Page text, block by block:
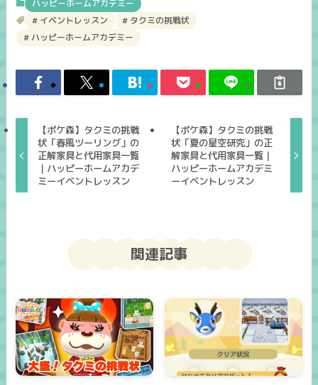
ハッピーホームアカデミー
イベントレッスン
タクミの挑戦状
ハッピーホームアカデミー
【ポケ森】タクミの挑戦
状「春風ツーリング」の
正解家具と代用家具一覧
｜ハッピーホームアカデ
ミーイベントレッスン
【ポケ森】タクミの挑戦
状「夏の星空研究」の正
解家具と代用家具一覧｜
ハッピーホームアカデミ
ーイベントレッスン
関連記事